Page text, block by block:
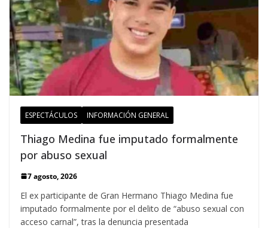
ESPECTÁCULOS INFORMACIÓN GENERAL
Thiago Medina fue imputado formalmente
por abuso sexual
7 agosto, 2026
El ex participante de Gran Hermano Thiago Medina fue
imputado formalmente por el delito de “abuso sexual con
acceso carnal”, tras la denuncia presentada